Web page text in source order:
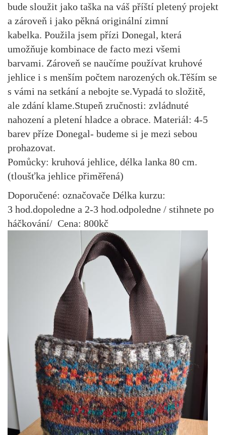
bude sloužit jako taška na váš příští pletený projekt
a zároveň i jako pěkná originální zimní
kabelka. Použila jsem přízi Donegal, která
umožňuje kombinace de facto mezi všemi
barvami. Zároveň se naučíme používat kruhové
jehlice i s menším počtem narozených ok.Těším se
s vámi na setkání a nebojte se.Vypadá to složitě,
ale zdání klame.Stupeň zručnosti: zvládnuté
nahození a pletení hladce a obrace. Materiál: 4-5
barev příze Donegal- budeme si je mezi sebou
prohazovat.
Pomůcky: kruhová jehlice, délka lanka 80 cm.
(tloušťka jehlice přiměřená)
Doporučené: označovače Délka kurzu:
3 hod.dopoledne a 2-3 hod.odpoledne / stihnete po
háčkování/ Cena: 800kč